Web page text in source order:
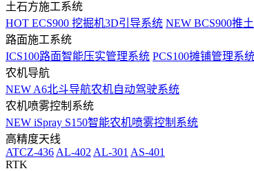
土石方施工系统
HOT ECS900 挖掘机3D引导系统 NEW BCS900推
路面施工系统
ICS100路面智能压实管理系统 PCS100摊铺管理系
农机导航
NEW A6北斗导航农机自动驾驶系统
农机喷雾控制系统
NEW iSpray S150智能农机喷雾控制系统
高精度天线
ATCZ-436 AL-402 AL-301 AS-401
RTK